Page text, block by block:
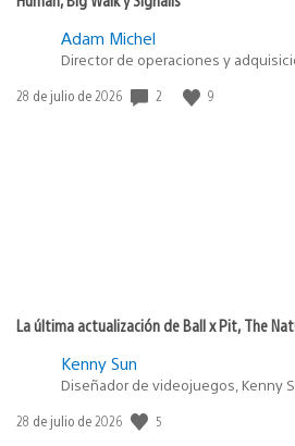
Adam Michel
Director de operaciones y
Fecha
28 de julio de 2026 2 9
La última actualización de Ball x Pit, The
Kenny Sun
Diseñador de videojuegos, Kenny
Fecha
28 de julio de 2026 5